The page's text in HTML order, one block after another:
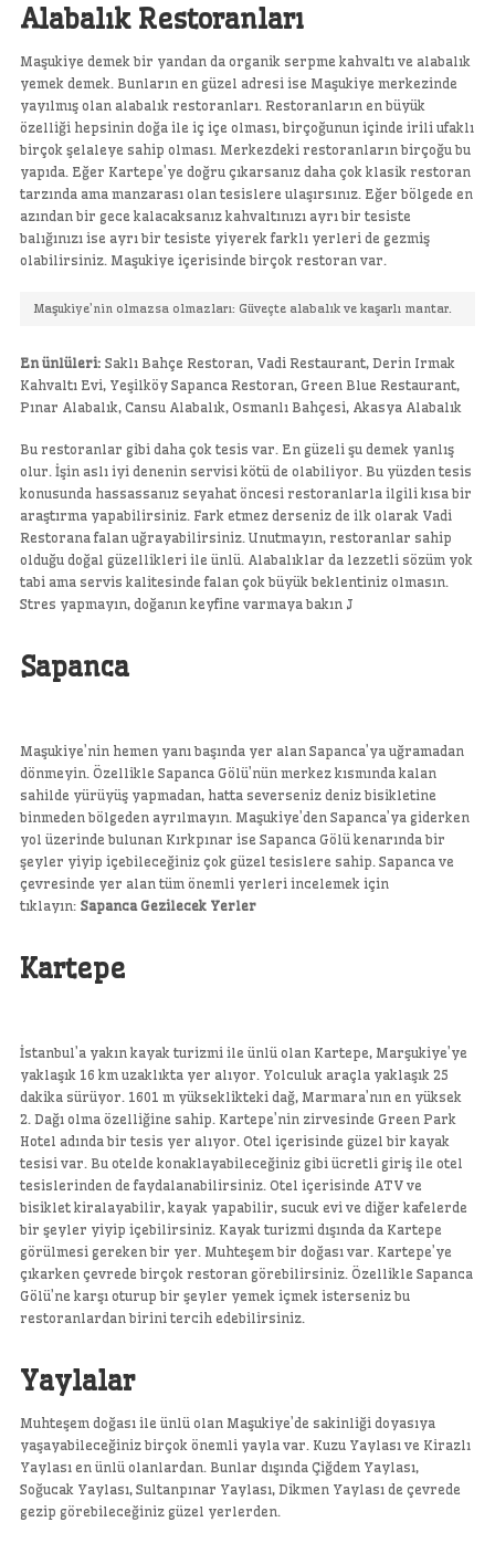
Alabalık Restoranları
Maşukiye demek bir yandan da organik serpme kahvaltı ve alabalık
yemek demek. Bunların en güzel adresi ise Maşukiye merkezinde
yayılmış olan alabalık restoranları. Restoranların en büyük
özelliği hepsinin doğa ile iç içe olması, birçoğunun içinde irili ufaklı
birçok şelaleye sahip olması. Merkezdeki restoranların birçoğu bu
yapıda. Eğer Kartepe’ye doğru çıkarsanız daha çok klasik restoran
tarzında ama manzarası olan tesislere ulaşırsınız. Eğer bölgede en
azından bir gece kalacaksanız kahvaltınızı ayrı bir tesiste
balığınızı ise ayrı bir tesiste yiyerek farklı yerleri de gezmiş
olabilirsiniz. Maşukiye içerisinde birçok restoran var.
Maşukiye’nin olmazsa olmazları: Güveçte alabalık ve kaşarlı mantar.
En ünlüleri: Saklı Bahçe Restoran, Vadi Restaurant, Derin Irmak
Kahvaltı Evi, Yeşilköy Sapanca Restoran, Green Blue Restaurant,
Pınar Alabalık, Cansu Alabalık, Osmanlı Bahçesi, Akasya Alabalık
Bu restoranlar gibi daha çok tesis var. En güzeli şu demek yanlış
olur. İşin aslı iyi denenin servisi kötü de olabiliyor. Bu yüzden tesis
konusunda hassassanız seyahat öncesi restoranlarla ilgili kısa bir
araştırma yapabilirsiniz. Fark etmez derseniz de ilk olarak Vadi
Restorana falan uğrayabilirsiniz. Unutmayın, restoranlar sahip
olduğu doğal güzellikleri ile ünlü. Alabalıklar da lezzetli sözüm yok
tabi ama servis kalitesinde falan çok büyük beklentiniz olmasın.
Stres yapmayın, doğanın keyfine varmaya bakın J
Sapanca
Maşukiye’nin hemen yanı başında yer alan Sapanca’ya uğramadan
dönmeyin. Özellikle Sapanca Gölü’nün merkez kısmında kalan
sahilde yürüyüş yapmadan, hatta severseniz deniz bisikletine
binmeden bölgeden ayrılmayın. Maşukiye’den Sapanca’ya giderken
yol üzerinde bulunan Kırkpınar ise Sapanca Gölü kenarında bir
şeyler yiyip içebileceğiniz çok güzel tesislere sahip. Sapanca ve
çevresinde yer alan tüm önemli yerleri incelemek için
tıklayın: Sapanca Gezilecek Yerler
Kartepe
İstanbul’a yakın kayak turizmi ile ünlü olan Kartepe, Marşukiye’ye
yaklaşık 16 km uzaklıkta yer alıyor. Yolculuk araçla yaklaşık 25
dakika sürüyor. 1601 m yükseklikteki dağ, Marmara’nın en yüksek
2. Dağı olma özelliğine sahip. Kartepe’nin zirvesinde Green Park
Hotel adında bir tesis yer alıyor. Otel içerisinde güzel bir kayak
tesisi var. Bu otelde konaklayabileceğiniz gibi ücretli giriş ile otel
tesislerinden de faydalanabilirsiniz. Otel içerisinde ATV ve
bisiklet kiralayabilir, kayak yapabilir, sucuk evi ve diğer kafelerde
bir şeyler yiyip içebilirsiniz. Kayak turizmi dışında da Kartepe
görülmesi gereken bir yer. Muhteşem bir doğası var. Kartepe’ye
çıkarken çevrede birçok restoran görebilirsiniz. Özellikle Sapanca
Gölü’ne karşı oturup bir şeyler yemek içmek isterseniz bu
restoranlardan birini tercih edebilirsiniz.
Yaylalar
Muhteşem doğası ile ünlü olan Maşukiye’de sakinliği doyasıya
yaşayabileceğiniz birçok önemli yayla var. Kuzu Yaylası ve Kirazlı
Yaylası en ünlü olanlardan. Bunlar dışında Çiğdem Yaylası,
Soğucak Yaylası, Sultanpınar Yaylası, Dikmen Yaylası de çevrede
gezip görebileceğiniz güzel yerlerden.